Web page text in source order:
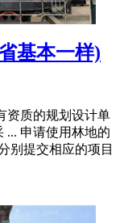
基本一样)
资质的规划设计单
... 申请使用林地的
别提交相应的项目